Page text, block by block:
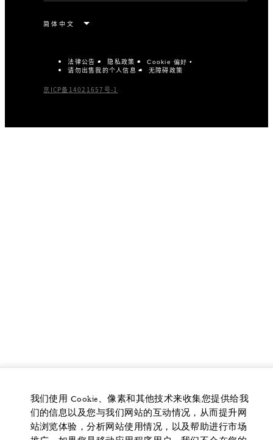
法律公告 隐私政策 Cookie 偏好
请勿出售我的个人信息 无障碍政策
京ICP备14021657号-1
我们使用 Cookie、像素和其他技术来收集您提供给我
们的信息以及您与我们网站的互动情况，从而提升网
站浏览体验，分析网站使用情况，以及帮助进行市场